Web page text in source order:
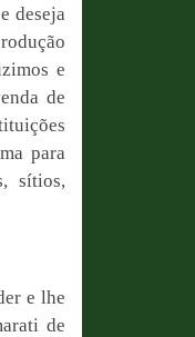
deseja
e
de
para
sítios,
e lhe
de